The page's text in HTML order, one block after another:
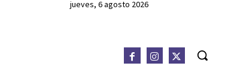
jueves, 6 agosto 2026